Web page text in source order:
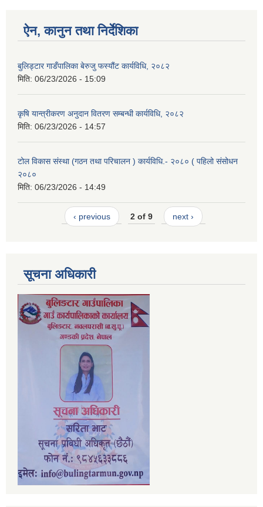
ऐन, कानुन तथा निर्देशिका
बुलिड्टार गाडँपालिका बेरुजु फस्यौंट कार्यविधि, २०८२
मिति: 06/23/2026 - 15:09
कृषि यान्त्रीकरण अनुदान वितरण सम्बन्धी कार्यविधि, २०८२
मिति: 06/23/2026 - 14:57
टोल विकास संस्था (गठन तथा परिचालन ) कार्यविधि.- २०८० ( पहिलो संसोधन
२०८०
मिति: 06/23/2026 - 14:49
‹ previous 2 of 9 next ›
सूचना अधिकारी